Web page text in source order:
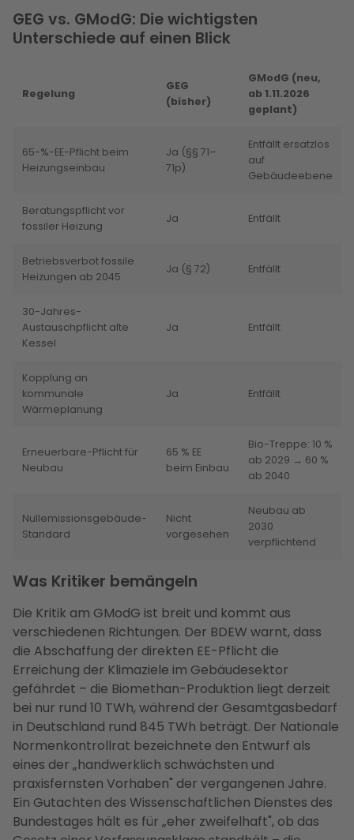
GEG vs. GModG: Die wichtigsten
Unterschiede auf einen Blick
Regelung
GEG
(bisher)
GModG (neu,
ab 1.11.2026
geplant)
65-%-EE-Pflicht beim
Heizungseinbau
Ja (§§ 71–
71p)
Entfällt ersatzlos
auf
Gebäudeebene
Beratungspflicht vor
fossiler Heizung
Ja Entfällt
Betriebsverbot fossile
Heizungen ab 2045
Ja (§ 72) Entfällt
30-Jahres-
Austauschpflicht alte
Kessel
Ja Entfällt
Kopplung an
kommunale
Wärmeplanung
Ja Entfällt
Erneuerbare-Pflicht für
Neubau
65 % EE
beim Einbau
Bio-Treppe: 10 %
ab 2029 → 60 %
ab 2040
Nullemissionsgebäude-
Standard
Nicht
vorgesehen
Neubau ab
2030
verpflichtend
Was Kritiker bemängeln
Die Kritik am GModG ist breit und kommt aus
verschiedenen Richtungen. Der BDEW warnt, dass
die Abschaffung der direkten EE-Pflicht die
Erreichung der Klimaziele im Gebäudesektor
gefährdet – die Biomethan-Produktion liegt derzeit
bei nur rund 10 TWh, während der Gesamtgasbedarf
in Deutschland rund 845 TWh beträgt. Der Nationale
Normenkontrollrat bezeichnete den Entwurf als
eines der „handwerklich schwächsten und
praxisfernsten Vorhaben" der vergangenen Jahre.
Ein Gutachten des Wissenschaftlichen Dienstes des
Bundestages hält es für „eher zweifelhaft", ob das